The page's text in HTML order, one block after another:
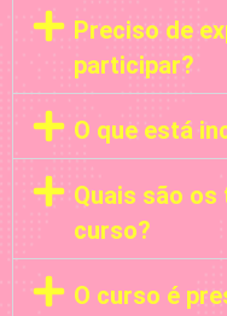
Preciso de
participar?
O que está
Quais são
curso?
O curso é